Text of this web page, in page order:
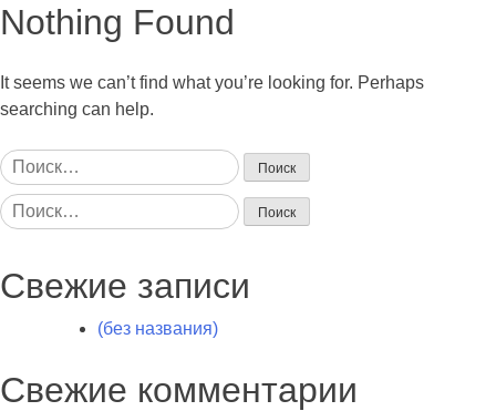
Nothing Found
It seems we can’t find what you’re looking for. Perhaps
searching can help.
Найти:
Найти:
Свежие записи
(без названия)
Свежие комментарии